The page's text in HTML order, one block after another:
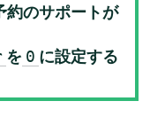
約のサポートが
を 0 に設定する